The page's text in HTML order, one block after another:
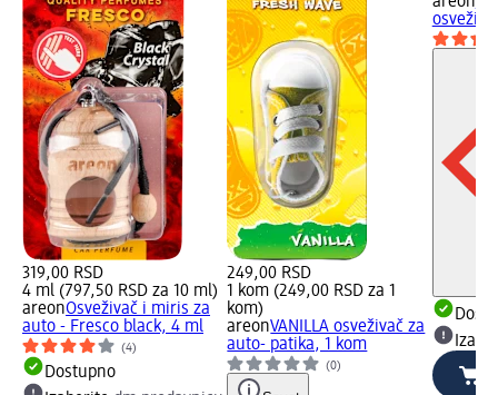
319,00 RSD
4 ml (797,50 RSD za 10 ml)
areonOsveživač i miris za
auto - Fresco black, 4 ml
(4)
Dostupno
249,00 RSD
1 kom (249,00 RSD za 1
kom)
areonVANILLA osveživač za
auto- patika, 1 kom
(0)